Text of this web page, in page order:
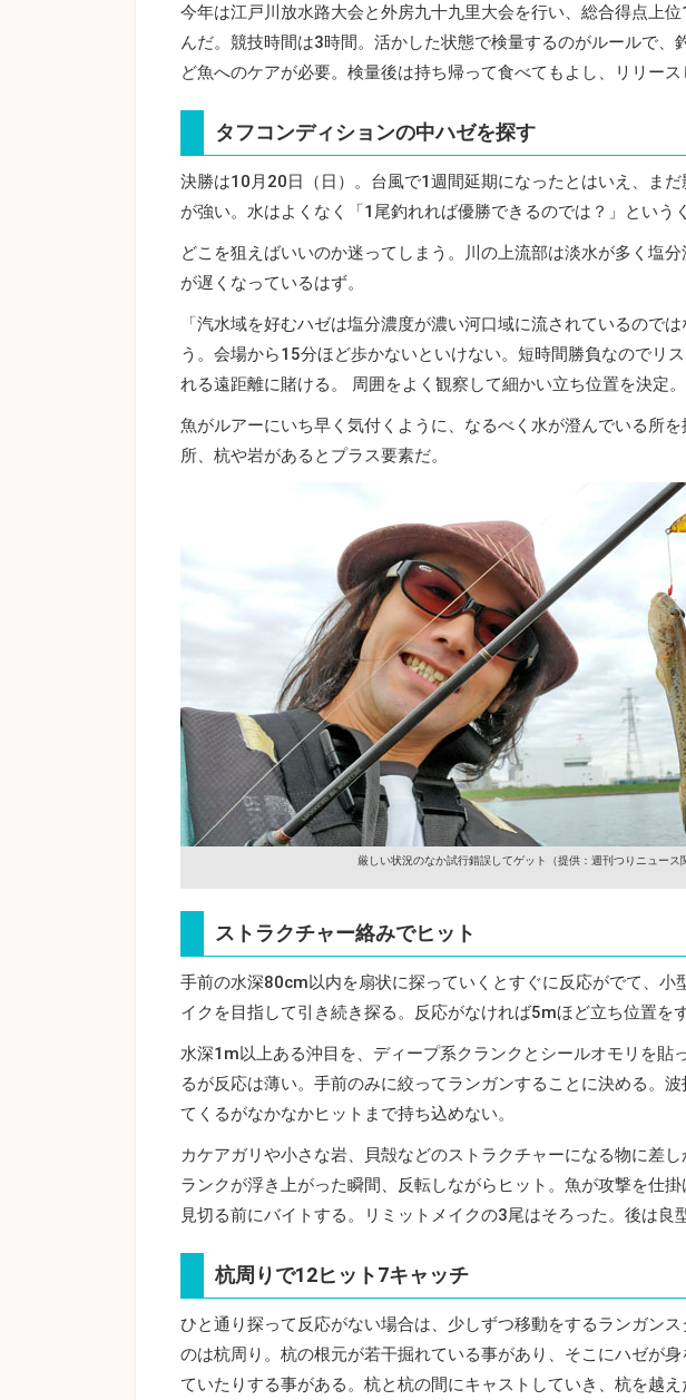
今年は江戸川放水路大会と外房九十九里大会を行い、総合得点上
んだ。競技時間は3時間。活かした状態で検量するのがルールで、
ど魚へのケアが必要。検量後は持ち帰って食べてもよし、リリース
タフコンディションの中ハゼを探す
決勝は10月20日（日）。台風で1週間延期になったとはいえ、ま
が強い。水はよくなく「1尾釣れれば優勝できるのでは？」という
どこを狙えばいいのか迷ってしまう。川の上流部は淡水が多く塩
が遅くなっているはず。
「汽水域を好むハゼは塩分濃度が濃い河口域に流されているので
う。会場から15分ほど歩かないといけない。短時間勝負なのでリ
れる遠距離に賭ける。 周囲をよく観察して細かい立ち位置を決定。
魚がルアーにいち早く気付くように、なるべく水が澄んでいる所
所、杭や岩があるとプラス要素だ。
厳しい状況のなか試行錯誤してゲット （提供：週刊つりニュース
ストラクチャー絡みでヒット
手前の水深80cm以内を扇状に探っていくとすぐに反応がでて、小
イクを目指して引き続き探る。反応がなければ5mほど立ち位置を
水深1m以上ある沖目を、ディープ系クランクとシールオモリを貼
るが反応は薄い。手前のみに絞ってランガンすることに決める。
てくるがなかなかヒットまで持ち込めない。
カケアガリや小さな岩、貝殻などのストラクチャーになる物に差
ランクが浮き上がった瞬間、反転しながらヒット。魚が攻撃を仕掛
見切る前にバイトする。リミットメイクの3尾はそろった。後は良
杭周りで12ヒット7キャッチ
ひと通り探って反応がない場合は、少しずつ移動をするランガン
のは杭周り。杭の根元が若干掘れている事があり、そこにハゼが
ていたりする事がある。杭と杭の間にキャストしていき、杭を越え